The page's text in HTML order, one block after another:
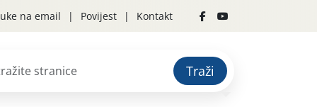
na email Povijest Kontakt
Traži